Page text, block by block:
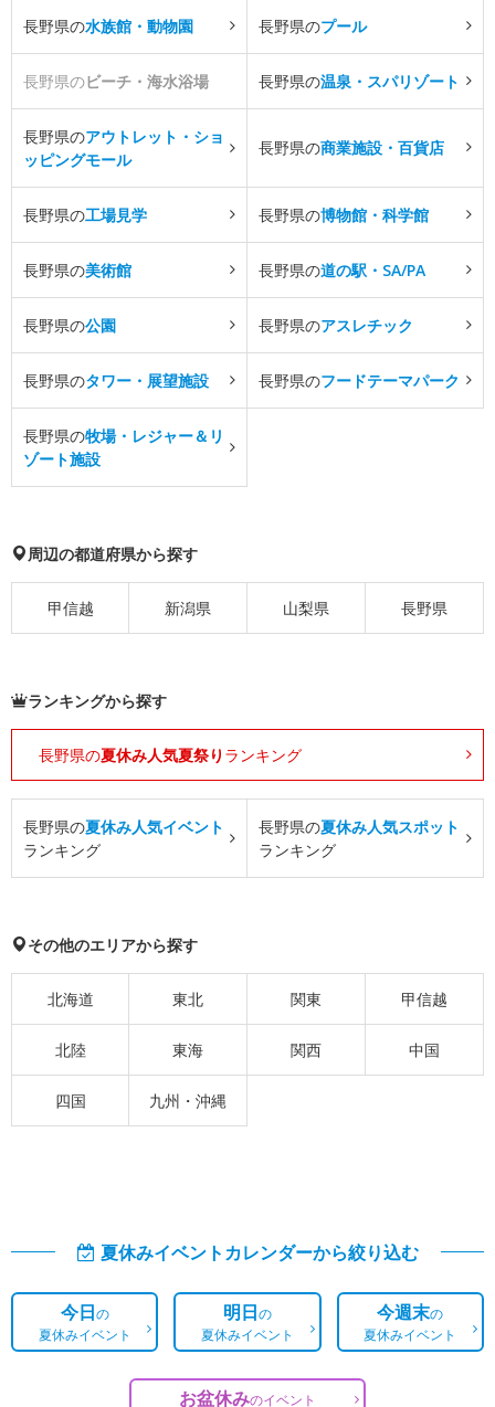
長野県の水族館・動物園 長野県のプール
長野県のビーチ・海水浴場 長野県の温泉・スパリゾート
長野県のアウトレット・ショ
ッピングモール
長野県の商業施設・百貨店
長野県の工場見学 長野県の博物館・科学館
長野県の美術館 長野県の道の駅・SA/PA
長野県の公園 長野県のアスレチック
長野県のタワー・展望施設 長野県のフードテーマパーク
長野県の牧場・レジャー＆リ
ゾート施設
周辺の都道府県から探す
甲信越 新潟県 山梨県 長野県
ランキングから探す
長野県の夏休み人気夏祭り ランキング
長野県の夏休み人気イベント
ランキング
長野県の夏休み人気スポット
ランキング
その他のエリアから探す
北海道 東北 関東 甲信越
北陸 東海 関西 中国
四国 九州・沖縄
夏休みイベントカレンダーから絞り込む
今日の
夏休みイベント
明日の
夏休みイベント
今週末の
夏休みイベント
お盆休みのイベント